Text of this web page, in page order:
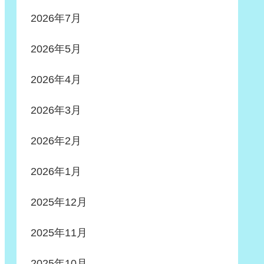
2026年7月
2026年5月
2026年4月
2026年3月
2026年2月
2026年1月
2025年12月
2025年11月